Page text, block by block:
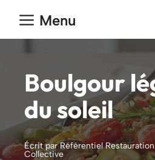
Menu
Boulgour
du soleil
Écrit par Référentiel Restauration
Collective